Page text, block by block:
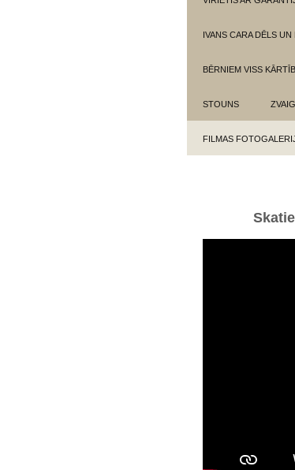
IVANS CARA DĒLS UN
BĒRNIEM VISS
STOUNS
FILMAS